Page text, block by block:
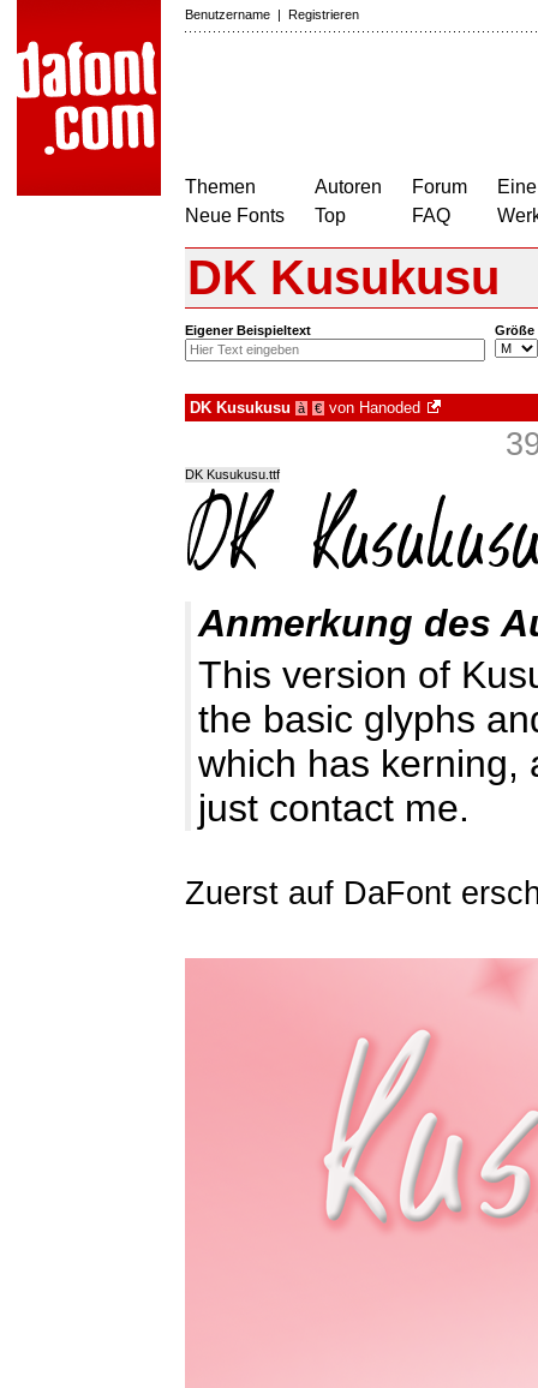
Benutzername | Registrieren
Themen
Neue Fonts
Autoren
Top
Forum
FAQ
DK Kusukusu
Eigener Beispieltext Größe
DK Kusukusu à € von Hanoded
DK Kusukusu.ttf
Anmerkung des
This version of
the basic glyphs
which has kerning,
just contact me.
Zuerst auf DaFont